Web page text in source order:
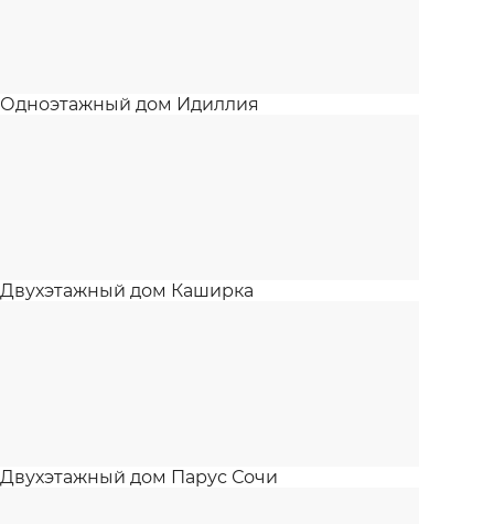
Одноэтажный дом Идиллия
Двухэтажный дом Каширка
Двухэтажный дом Парус Сочи